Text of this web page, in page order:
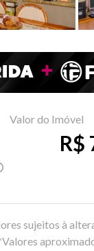
Valor do Imóvel
R$
sujeitos à